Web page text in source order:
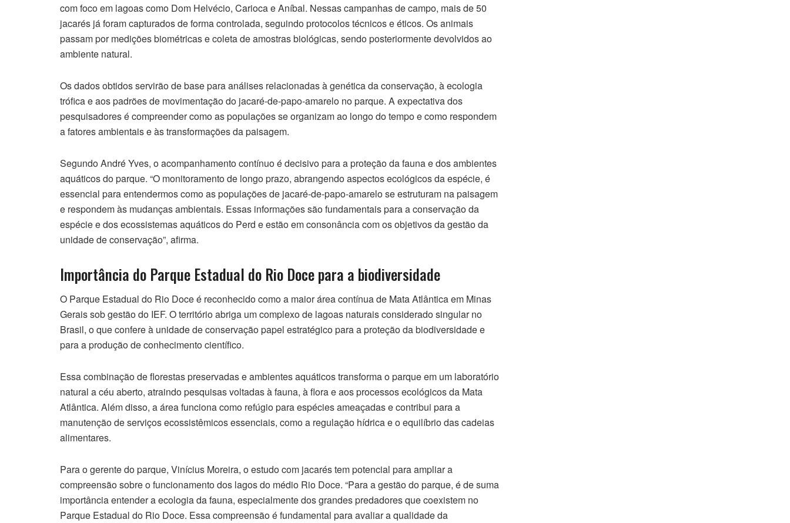
com foco em lagoas como Dom Helvécio, Carioca e Aníbal. Nessas campanhas de campo, mais de 50
jacarés já foram capturados de forma controlada, seguindo protocolos técnicos e éticos. Os animais
passam por medições biométricas e coleta de amostras biológicas, sendo posteriormente devolvidos ao
ambiente natural.
Os dados obtidos servirão de base para análises relacionadas à genética da conservação, à ecologia
trófica e aos padrões de movimentação do jacaré-de-papo-amarelo no parque. A expectativa dos
pesquisadores é compreender como as populações se organizam ao longo do tempo e como respondem
a fatores ambientais e às transformações da paisagem.
Segundo André Yves, o acompanhamento contínuo é decisivo para a proteção da fauna e dos ambientes
aquáticos do parque. “O monitoramento de longo prazo, abrangendo aspectos ecológicos da espécie, é
essencial para entendermos como as populações de jacaré-de-papo-amarelo se estruturam na paisagem
e respondem às mudanças ambientais. Essas informações são fundamentais para a conservação da
espécie e dos ecossistemas aquáticos do Perd e estão em consonância com os objetivos da gestão da
unidade de conservação”, afirma.
Importância do Parque Estadual do Rio Doce para a biodiversidade
O Parque Estadual do Rio Doce é reconhecido como a maior área contínua de Mata Atlântica em Minas
Gerais sob gestão do IEF. O território abriga um complexo de lagoas naturais considerado singular no
Brasil, o que confere à unidade de conservação papel estratégico para a proteção da biodiversidade e
para a produção de conhecimento científico.
Essa combinação de florestas preservadas e ambientes aquáticos transforma o parque em um laboratório
natural a céu aberto, atraindo pesquisas voltadas à fauna, à flora e aos processos ecológicos da Mata
Atlântica. Além disso, a área funciona como refúgio para espécies ameaçadas e contribui para a
manutenção de serviços ecossistêmicos essenciais, como a regulação hídrica e o equilíbrio das cadeias
alimentares.
Para o gerente do parque, Vinícius Moreira, o estudo com jacarés tem potencial para ampliar a
compreensão sobre o funcionamento dos lagos do médio Rio Doce. “Para a gestão do parque, é de suma
importância entender a ecologia da fauna, especialmente dos grandes predadores que coexistem no
Parque Estadual do Rio Doce. Essa compreensão é fundamental para avaliar a qualidade da